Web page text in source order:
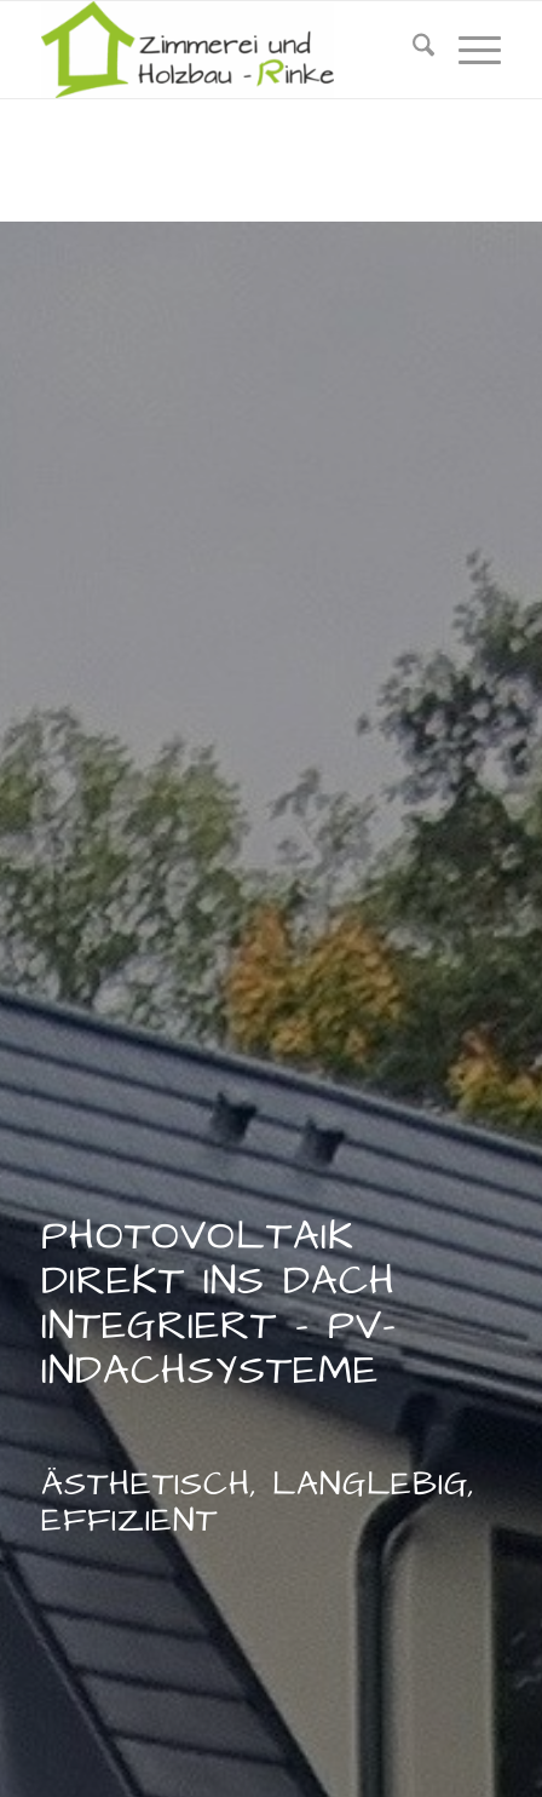
PHOTOVOLTAIK
DIREKT INS DACH
INTEGRIERT – PV-
INDACHSYSTEME
ÄSTHETISCH, LANGLEBIG,
EFFIZIENT